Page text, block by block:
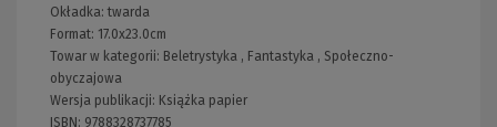
Okładka:twarda
Format: 17.0x23.0cm
Towar w kategorii: Beletrystyka , Fantastyka , Społeczno-
obyczajowa
Wersja publikacji: Książka papier
ISBN: 9788328737785